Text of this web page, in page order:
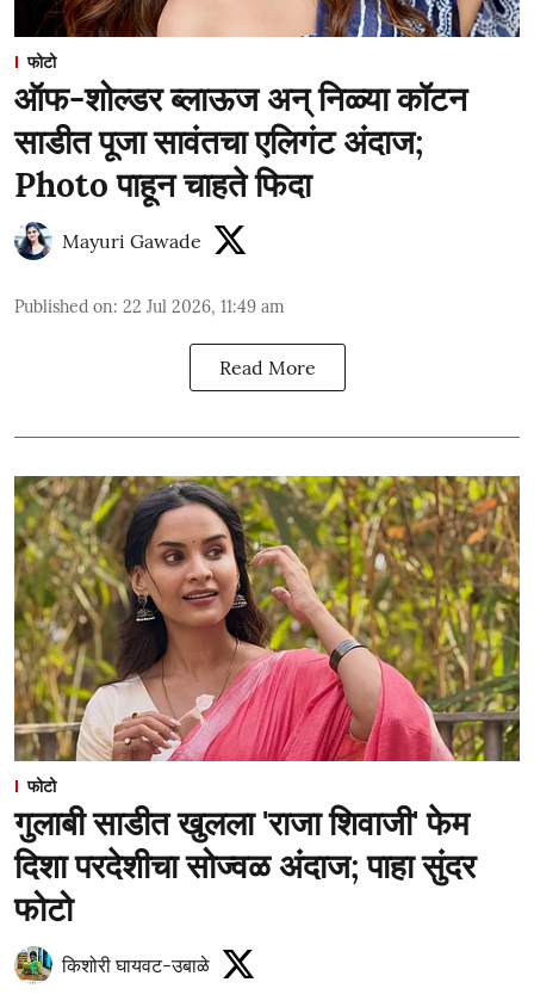
फोटो
ऑफ-शोल्डर ब्लाऊज अन् निळ्या कॉटन
साडीत पूजा सावंतचा एलिगंट अंदाज;
Photo पाहून चाहते फिदा
Mayuri Gawade
Published on: 22 Jul 2026, 11:49 am
Read More
फोटो
गुलाबी साडीत खुलला 'राजा शिवाजी' फेम
दिशा परदेशीचा सोज्वळ अंदाज; पाहा सुंदर
फोटो
किशोरी घायवट-उबाळे